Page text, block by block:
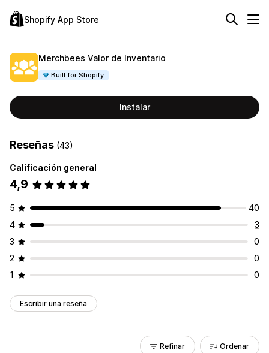
Shopify App Store
Merchbees Valor de Inventario
Built for Shopify
Instalar
Reseñas (43)
Calificación general
4,9
5
40
4
3
3
0
2
0
1
0
Escribir una reseña
Refinar Ordenar